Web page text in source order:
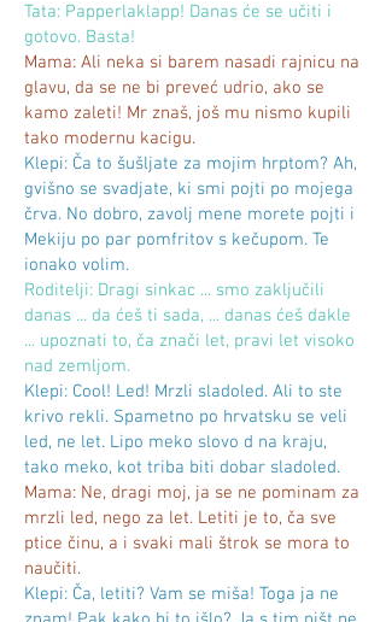
Tata: Papperlaklapp! Danas će se učiti i
gotovo. Basta!
Mama: Ali neka si barem nasadi rajnicu na
glavu, da se ne bi preveć udrio, ako se
kamo zaleti! Mr znaš, još mu nismo kupili
tako modernu kacigu.
Klepi: Ča to šušljate za mojim hrptom? Ah,
gvišno se svadjate, ki smi pojti po mojega
črva. No dobro, zavolj mene morete pojti i
Mekiju po par pomfritov s kečupom. Te
ionako volim.
Roditelji: Dragi sinkac ... smo zaključili
danas ... da ćeš ti sada, ... danas ćeš dakle
... upoznati to, ča znači let, pravi let visoko
nad zemljom.
Klepi: Cool! Led! Mrzli sladoled. Ali to ste
krivo rekli. Spametno po hrvatsku se veli
led, ne let. Lipo meko slovo d na kraju,
tako meko, kot triba biti dobar sladoled.
Mama: Ne, dragi moj, ja se ne pominam za
mrzli led, nego za let. Letiti je to, ča sve
ptice činu, a i svaki mali štrok se mora to
naučiti.
Klepi: Ča, letiti? Vam se miša! Toga ja ne